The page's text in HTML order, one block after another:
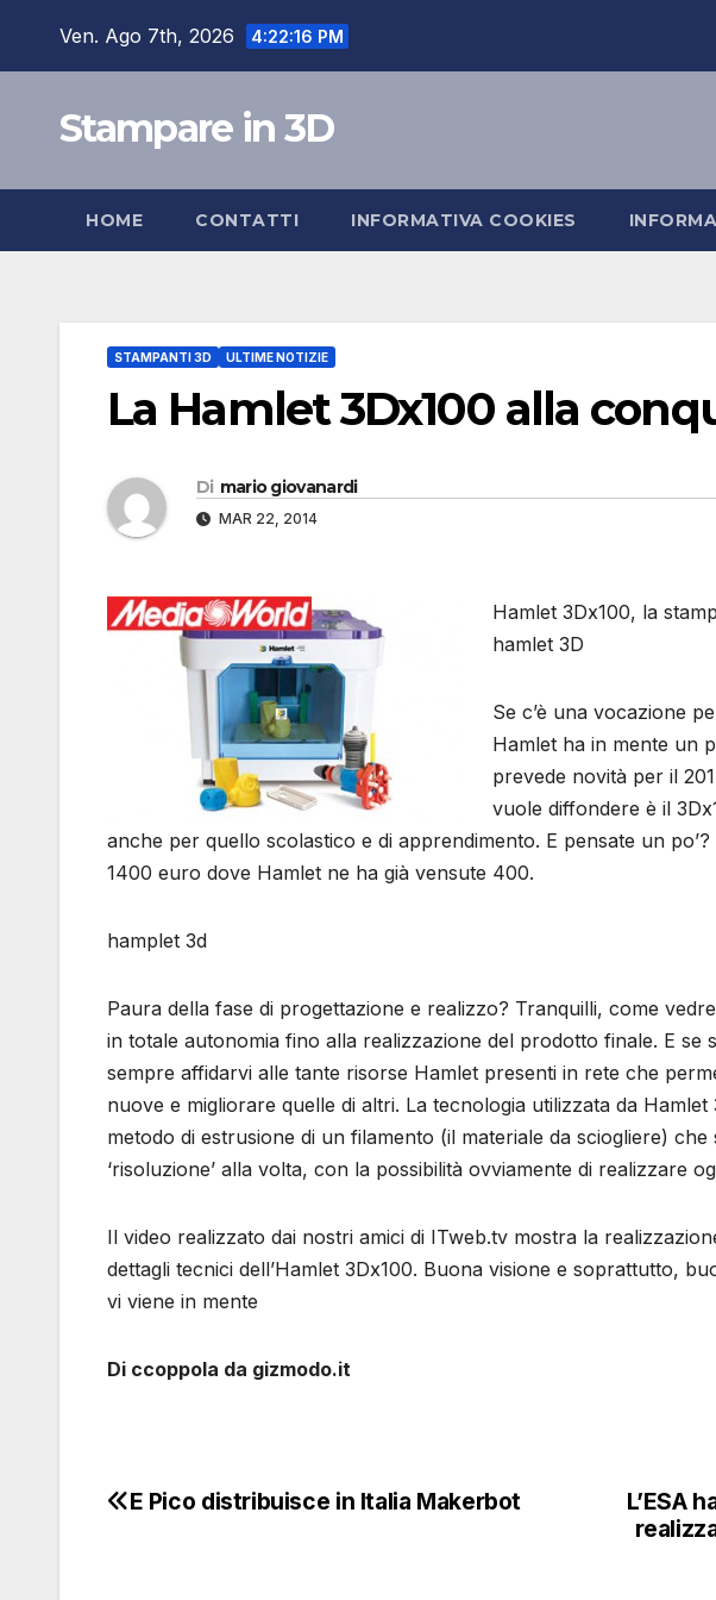
Ven. Ago 7th, 2026 4:22:17 PM
Stampare in 3D
HOME CONTATTI INFORMATIVA COOKIES
STAMPANTI 3D ULTIME NOTIZIE
La Hamlet 3Dx100 alla
Di mario giovanardi
MAR 22, 2014
Hamlet 3Dx100, la
hamlet 3D
Se c’è una vocazione
Hamlet ha in mente un
prevede novità per il
vuole diffondere è il
anche per quello scolastico e di apprendimento. E pensate un
1400 euro dove Hamlet ne ha già vensute 400.
hamplet 3d
Paura della fase di progettazione e realizzo? Tranquilli, come
in totale autonomia fino alla realizzazione del prodotto finale. E se
sempre affidarvi alle tante risorse Hamlet presenti in rete che
nuove e migliorare quelle di altri. La tecnologia utilizzata da Hamlet
metodo di estrusione di un filamento (il materiale da sciogliere)
‘risoluzione’ alla volta, con la possibilità ovviamente di realizzare
Il video realizzato dai nostri amici di ITweb.tv mostra la
dettagli tecnici dell’Hamlet 3Dx100. Buona visione e soprattutto,
vi viene in mente
Di ccoppola da gizmodo.it
Navigazione
L’ESA
E Pico distribuisce in Italia Makerbot